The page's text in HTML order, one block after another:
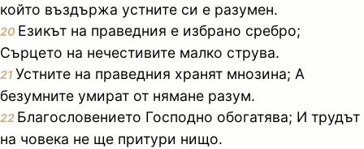
който въздържа устните си е разумен.
20 Езикът на праведния е избрано сребро;
Сърцето на нечестивите малко струва.
21Устните на праведния хранят мнозина; А
безумните умират от нямане разум.
22 Благословението Господно обогатява; И трудът
на човека не ще притури нищо.